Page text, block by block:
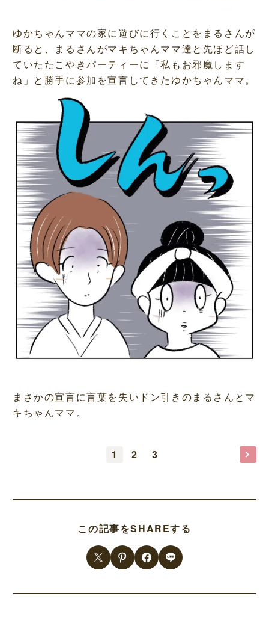
ゆかちゃんママの家に遊びに行くことをまるさんが
断ると、まるさんがマキちゃんママ達と先ほど話し
ていたたこやきパーティーに「私もお邪魔します
ね」と勝手に参加を宣言してきたゆかちゃんママ。
まさかの宣言に言葉を失いドン引きのまるさんとマ
キちゃんママ。
1 2 3
この記事をSHAREする